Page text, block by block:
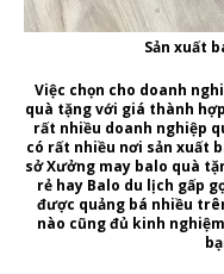
Sản xuất
Việc chọn cho doanh
quà tặngvới giá thành
rất nhiều doanh nghiệp
có rất nhiều nơi sản xuất
sở Xưởng may balo quà
rẻ hay Balo du lịch gấp
được quảng bá nhiều
nào cũng đủ kinh